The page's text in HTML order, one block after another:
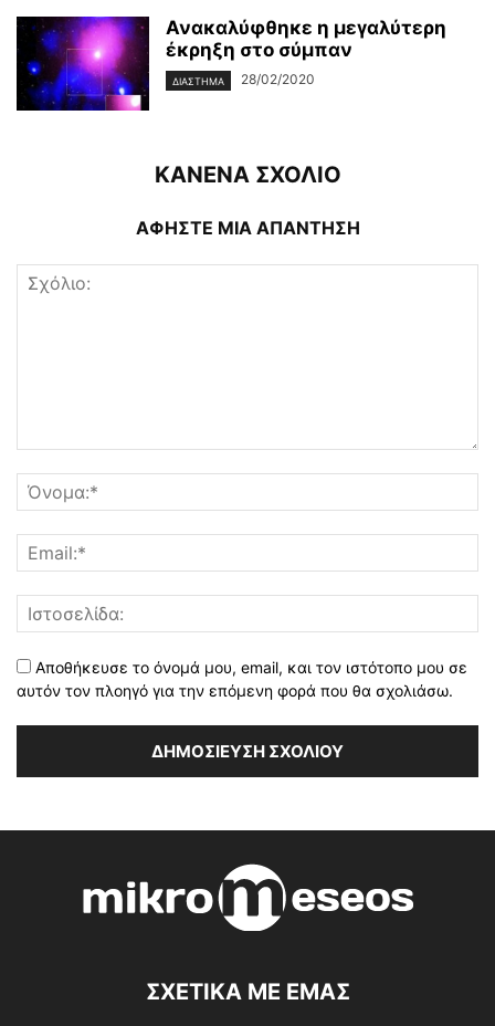
Ανακαλύφθηκε η μεγαλύτερη
έκρηξη στο σύμπαν
ΔΙΆΣΤΗΜΑ 28/02/2020
ΚΑΝΕΝΑ ΣΧΟΛΙΟ
ΑΦΗΣΤΕ ΜΙΑ ΑΠΑΝΤΗΣΗ
Αποθήκευσε το όνομά μου, email, και τον ιστότοπο μου σε
αυτόν τον πλοηγό για την επόμενη φορά που θα σχολιάσω.
ΣΧΕΤΙΚΑ ΜΕ ΕΜΑΣ